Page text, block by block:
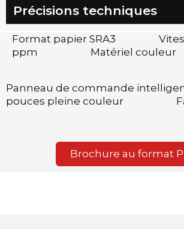
Précisions techniques
Format papier SRA3
ppm Matériel couleur
Panneau de commande
pouces pleine couleur Fax
Brochure au format